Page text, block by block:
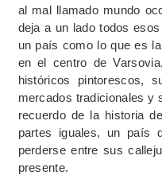
al mal llamado mundo
deja a un lado todos
un país como lo que es
en el centro de
históricos pintorescos,
mercados tradicionales y
recuerdo de la historia
partes iguales, un país
perderse entre sus
presente.